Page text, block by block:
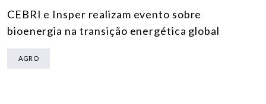
CEBRI e Insper realizam evento sobre
bioenergia na transição energética global
AGRO